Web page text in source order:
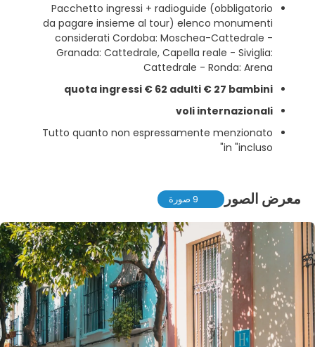
Pacchetto ingressi + radioguide (obbligatorio
da pagare insieme al tour) elenco monumenti
considerati Cordoba: Moschea-Cattedrale -
Granada: Cattedrale, Capella reale - Siviglia:
Cattedrale - Ronda: Arena
quota ingressi € 62 adulti € 27 bambini
voli internazionali
Tutto quanto non espressamente menzionato
in "incluso"
معرض الصور 9 صورة